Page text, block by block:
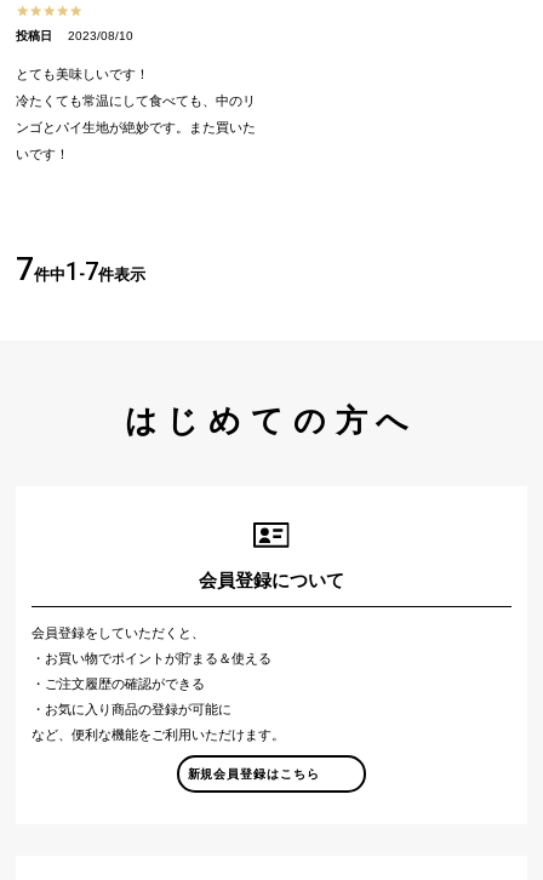
投稿日 2023/08/10
とても美味しいです！
冷たくても常温にして食べても、中のリ
ンゴとパイ生地が絶妙です。また買いた
いです！
7件中1 -7件表示
はじめての方へ
会員登録について
会員登録をしていただくと、
・お買い物でポイントが貯まる＆使える
・ご注文履歴の確認ができる
・お気に入り商品の登録が可能に
など、便利な機能をご利用いただけます。
新規会員登録はこちら